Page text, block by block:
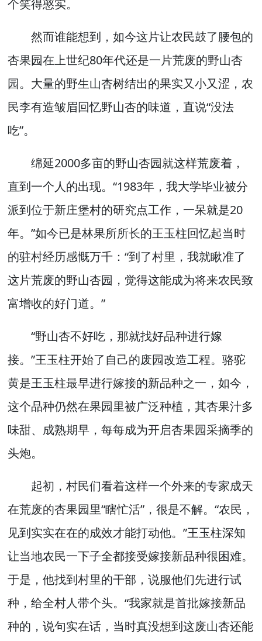
个笑得憨实。
然而谁能想到，如今这片让农民鼓了腰包的
杏果园在上世纪80年代还是一片荒废的野山杏
园。大量的野生山杏树结出的果实又小又涩，农
民李有造皱眉回忆野山杏的味道，直说“没法
吃”。
绵延2000多亩的野山杏园就这样荒废着，
直到一个人的出现。“1983年，我大学毕业被分
派到位于新庄堡村的研究点工作，一呆就是20
年。”如今已是林果所所长的王玉柱回忆起当时
的驻村经历感慨万千：“到了村里，我就瞅准了
这片荒废的野山杏园，觉得这能成为将来农民致
富增收的好门道。”
“野山杏不好吃，那就找好品种进行嫁
接。”王玉柱开始了自己的废园改造工程。骆驼
黄是王玉柱最早进行嫁接的新品种之一，如今，
这个品种仍然在果园里被广泛种植，其杏果汁多
味甜、成熟期早，每每成为开启杏果园采摘季的
头炮。
起初，村民们看着这样一个外来的专家成天
在荒废的杏果园里“瞎忙活”，很是不解。“农民，
见到实实在在的成效才能打动他。”王玉柱深知
让当地农民一下子全都接受嫁接新品种很困难。
于是，他找到村里的干部，说服他们先进行试
种，给全村人带个头。“我家就是首批嫁接新品
种的，说句实在话，当时真没想到这废山杏还能